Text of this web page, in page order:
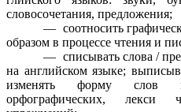
словосочетания, предложения;
— соотносить
образом в процессе чтения и
— списывать слова /
на английском языке;
изменять форму слов
орфографических, лекси